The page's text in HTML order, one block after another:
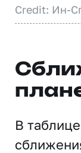
Credit: Ин-
В